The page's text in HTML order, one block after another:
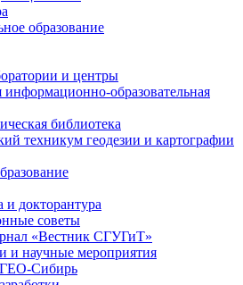
образование
и центры
информационно-образовательная
библиотека
техникум геодезии и картографии
и докторантура
советы
«Вестник СГУГиТ»
и научные мероприятия
Сибирь